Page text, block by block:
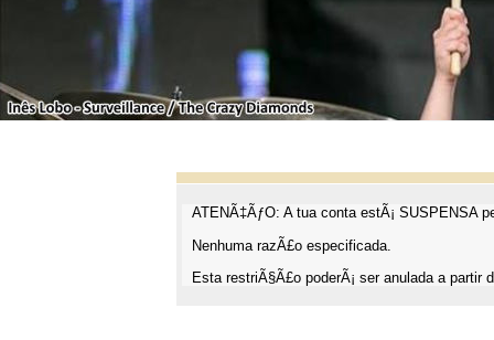
ATENÃ‡ÃƒO: A tua conta estÃ¡ SUSPENSA
Nenhuma razÃ£o especificada.
Esta restriÃ§Ã£o poderÃ¡ ser anulada a partir